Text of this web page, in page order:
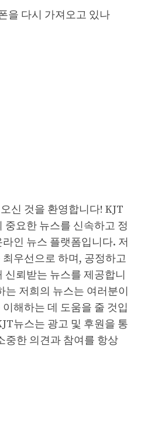
을 다시 가져오고 있나
신 것을 환영합니다! KJT
중요한 뉴스를 신속하고 정
인 뉴스 플랫폼입니다. 저
우선으로 하며, 공정하고
신뢰받는 뉴스를 제공합니
는 저희의 뉴스는 여러분이
해하는 데 도움을 줄 것입
뉴스는 광고 및 후원을 통
중한 의견과 참여를 항상